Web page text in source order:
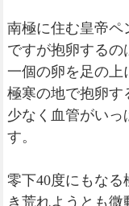
南極に住む皇帝ペ
ですが抱卵するの
一個の卵を足の上
極寒の地で抱卵す
少なく血管がい
す。
零下40度にもな
き荒れようとも微